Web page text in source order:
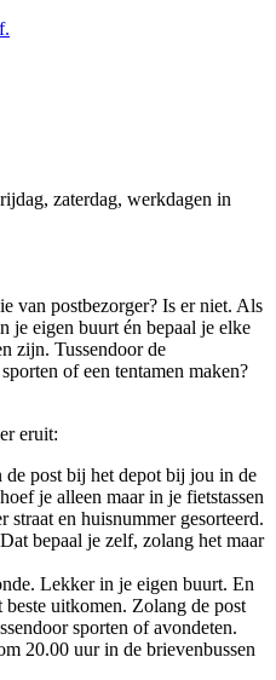
zaterdag, werkdagen in
van postbezorger? Is er niet. Als
je eigen buurt én bepaal je elke
zijn. Tussendoor de
of een tentamen maken?
eruit:
de post bij het depot bij jou in de
je alleen maar in je fietstassen
straat en huisnummer gesorteerd.
bepaal je zelf, zolang het maar
Lekker in je eigen buurt. En
uitkomen. Zolang de post
sporten of avondeten.
20.00 uur in de brievenbussen